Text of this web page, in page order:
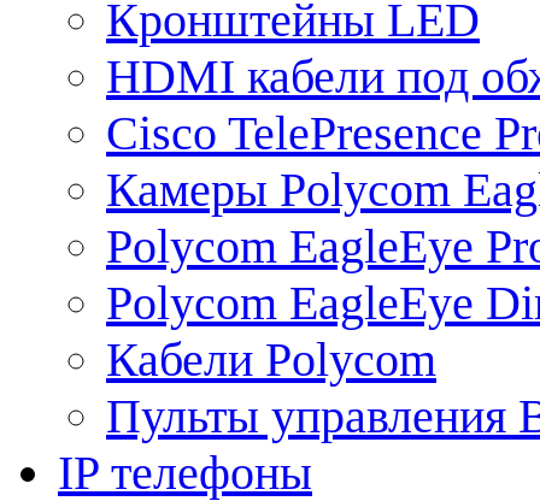
Кронштейны LED
HDMI кабели под
Cisco TelePresence
Камеры Polycom
Polycom EagleEye
Polycom EagleEye
Кабели Polycom
Пульты управления
IP телефоны